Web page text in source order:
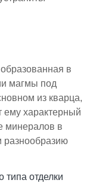
1-2 года и
требует
правильного
в
магмы под
из кварца,
ему характерный
минералов в
разнообразию
типа отделки